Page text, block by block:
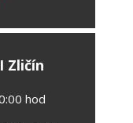
Zličín
hod